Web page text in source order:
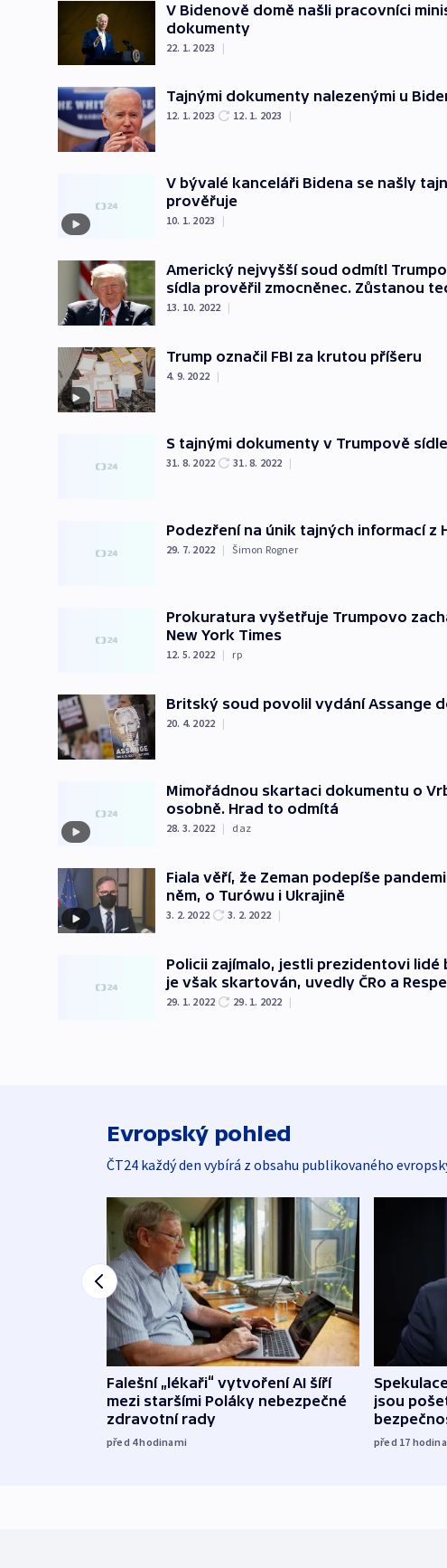
V Bidenově domě našli pracovníci
dokumenty
22. 1. 2023 |
Tajnými dokumenty nalezenými u
12. 1. 2023 12. 1. 2023 |
V bývalé kanceláři Bidena se našly
prověřuje
10. 1. 2023 |
Americký nejvyšší soud odmítl
sídla prověřil zmocněnec. Zůstanou
13. 10. 2022 |
Trump označil FBI za krutou příšeru
4. 9. 2022 |
S tajnými dokumenty v Trumpově
31. 8. 2022 31. 8. 2022 |
Podezření na únik tajných informací
29. 7. 2022 | Šimon Rogner
Prokuratura vyšetřuje Trumpovo
New York Times
12. 5. 2022 | rp
Britský soud povolil vydání Assange
20. 4. 2022 |
Mimořádnou skartaci dokumentu o
osobně. Hrad to odmítá
28. 3. 2022 | daz
Fiala věří, že Zeman podepíše
něm, o Turówu i Ukrajině
3. 2. 2022 3. 2. 2022 |
Policii zajímalo, jestli prezidentovi
je však skartován, uvedly ČRo a
29. 1. 2022 29. 1. 2022 |
Evropský pohled
ČT24 každý den vybírá z obsahu publikovaného
Falešní „lékaři“ vytvoření AI šíří
mezi staršími Poláky nebezpečné
zdravotní rady
před 4hodinami
jsou
před 17